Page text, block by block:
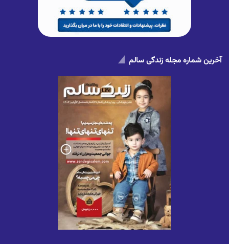
آخرین شماره مجله زندگی سالم